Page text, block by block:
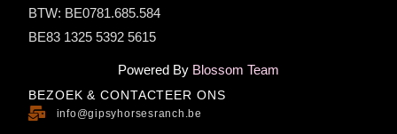
BTW: BE0781.685.584
BE83 1325 5392 5615
Powered By Blossom Team
BEZOEK & CONTACTEER ONS
info@gipsyhorsesranch.be